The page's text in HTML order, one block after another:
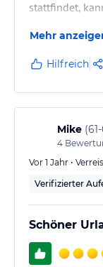
stattfindet,
Lautstärke zu
Mehr
Hilfreich
Mike (
4
Vor 1 Jahr •
Verifizierter
Schöner